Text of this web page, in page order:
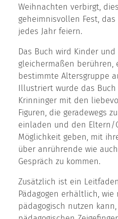
Weihnachten verbirgt,
geheimnisvollen Fest,
jedes Jahr feiern.
Das Buch wird Kinder und
gleichermaßen berühren,
bestimmte Altersgruppe
Illustriert wurde das Buch
Krinninger mit den
Figuren, die geradewegs
einladen und den Eltern/
Möglichkeit geben, mit
über anrührende wie
Gespräch zu kommen.
Zusätzlich ist ein
Pädagogen erhältlich, wie
pädagogisch nutzen